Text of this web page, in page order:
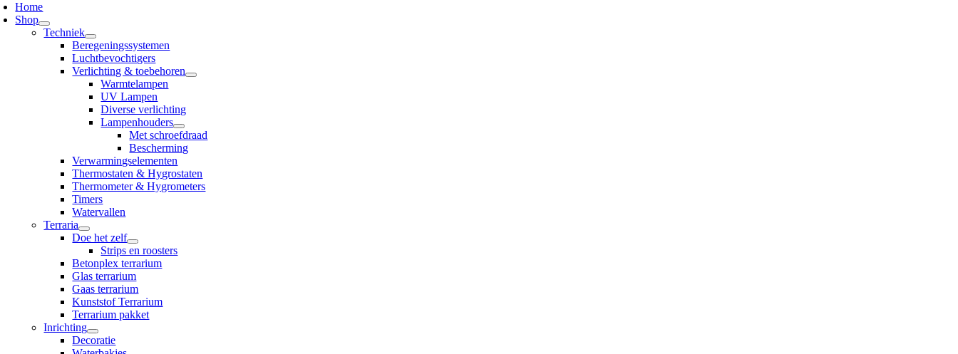
Home
Shop
Techniek
Beregeningssystemen
Luchtbevochtigers
Verlichting & toebehoren
Warmtelampen
UV Lampen
Diverse verlichting
Lampenhouders
Met schroefdraad
Bescherming
Verwarmingselementen
Thermostaten & Hygrostaten
Thermometer & Hygrometers
Timers
Watervallen
Terraria
Doe het zelf
Strips en roosters
Betonplex terrarium
Glas terrarium
Gaas terrarium
Kunststof Terrarium
Terrarium pakket
Inrichting
Decoratie